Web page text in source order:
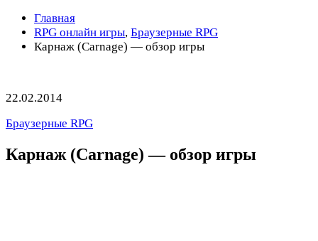
Главная
RPG онлайн игры, Браузерные RPG
Карнаж (Carnage) — обзор игры
22.02.2014
Браузерные RPG
Карнаж (Carnage) — обзор игры